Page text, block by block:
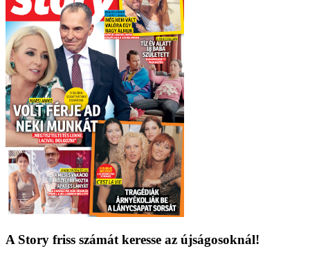
A Story friss számát keresse az újságosoknál!